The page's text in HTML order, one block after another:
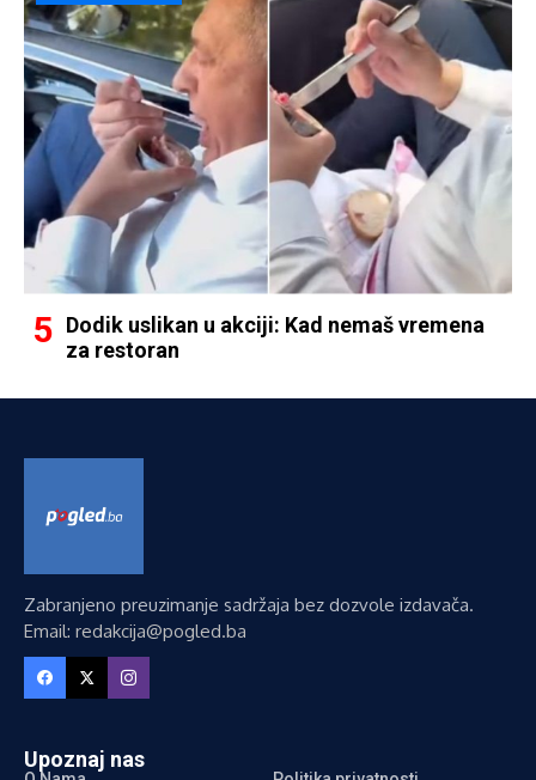
Dodik uslikan u akciji: Kad nemaš vremena
za restoran
Zabranjeno preuzimanje sadržaja bez dozvole izdavača.
Email: redakcija@pogled.ba
Upoznaj nas